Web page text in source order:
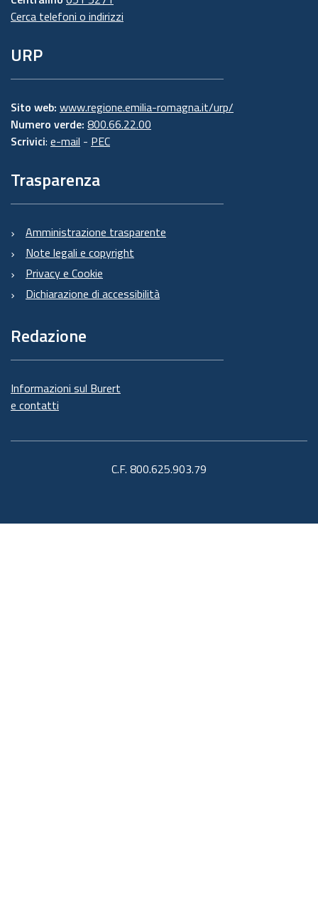
Cerca telefoni o indirizzi
URP
Sito web: www.regione.emilia-romagna.it/urp/
Numero verde: 800.66.22.00
Scrivici: e-mail - PEC
Trasparenza
Amministrazione trasparente
Note legali e copyright
Privacy e Cookie
Dichiarazione di accessibilità
Redazione
Informazioni sul Burert
e contatti
C.F. 800.625.903.79